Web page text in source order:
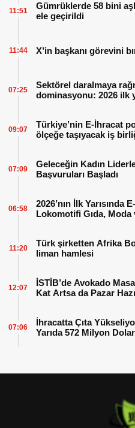
Gümrüklerde 58 bini
ele geçirildi
11:51
X’in başkanı görevini
11:44
Sektörel daralmaya
dominasyonu: 2026 ilk
07:25
Türkiye’nin E-İhracat
ölçeğe taşıyacak iş
09:07
Geleceğin Kadın
Başvuruları Başladı
07:09
2026’nın İlk Yarısında
Lokomotifi Gıda,
06:58
Türk şirketten Afrika
liman hamlesi
11:20
İSTİB’de Avokado
Kat Artsa da Pazar
12:07
İhracatta Çıta
Yarıda 572 Milyon Dolar
07:06